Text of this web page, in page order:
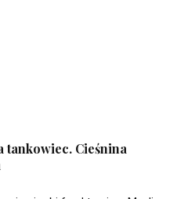
tankowiec. Cieśnina